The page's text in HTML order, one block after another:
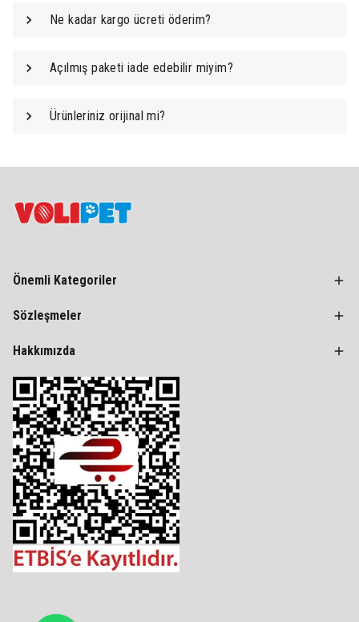
Ne kadar kargo ücreti öderim?
Açılmış paketi iade edebilir miyim?
Ürünleriniz orijinal mi?
Önemli Kategoriler
Sözleşmeler
Hakkımızda